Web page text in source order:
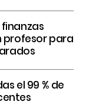
profesor para
el 99 % de